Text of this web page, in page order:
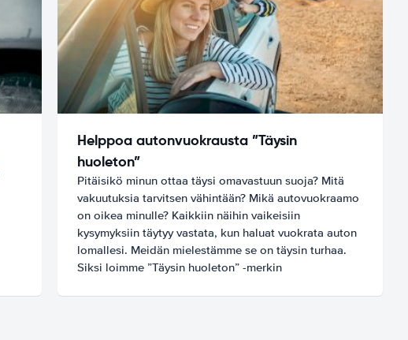
Helppoa autonvuokrausta ”Täysin
huoleton”
Pitäisikö minun ottaa täysi omavastuun suoja? Mitä
vakuutuksia tarvitsen vähintään? Mikä autovuokraamo
on oikea minulle? Kaikkiin näihin vaikeisiin
kysymyksiin täytyy vastata, kun haluat vuokrata auton
lomallesi. Meidän mielestämme se on täysin turhaa.
Siksi loimme ”Täysin huoleton” -merkin